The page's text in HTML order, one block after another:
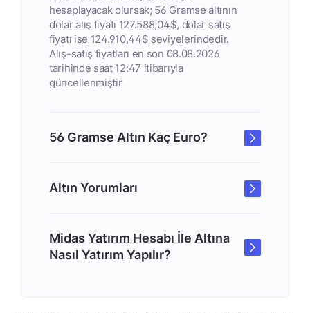
hesaplayacak olursak; 56 Gramse altının
dolar alış fiyatı 127.588,04$, dolar satış
fiyatı ise 124.910,44$ seviyelerindedir.
Alış-satış fiyatları en son 08.08.2026
tarihinde saat 12:47 itibarıyla
güncellenmiştir
56 Gramse Altın Kaç Euro?
Altın Yorumları
Midas Yatırım Hesabı İle Altına
Nasıl Yatırım Yapılır?